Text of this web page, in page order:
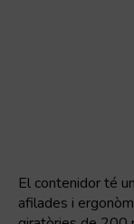
El contenidor té
afilades i